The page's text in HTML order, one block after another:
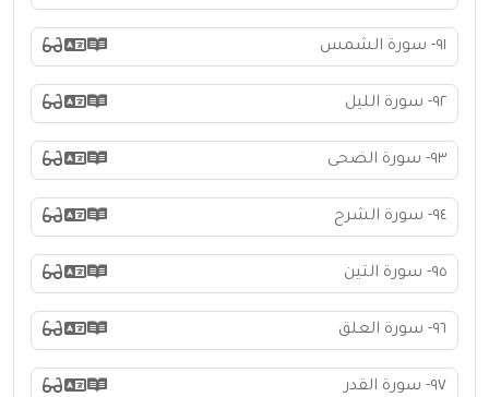
٩١- سورة الشمس
٩٢- سورة الليل
٩٣- سورة الضحى
٩٤- سورة الشرح
٩٥- سورة التين
٩٦- سورة العلق
٩٧- سورة القدر